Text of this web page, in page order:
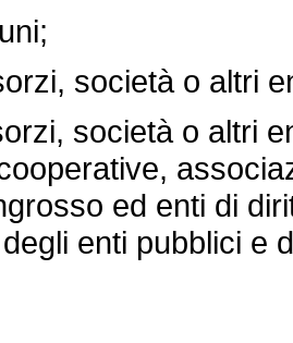
società o altri
società o altri
ed enti di
enti pubblici e